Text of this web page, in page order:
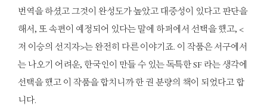
번역을 하셨고 그것이 완성도가 높았고 대중성이 있다고 판단을
해서, 또 속편이 예정되어 있다는 말에 하퍼에서 선택을 했고, <
저 이승의 선지자>는 완전히 다른 이야기죠. 이 작품은 서구에서
는 나오기 어려운, 한국인이 만들 수 있는 독특한 SF 라는 생각에
선택을 했고 이 작품을 합치니까 한 권 분량의 책이 되었다고 합
니다.